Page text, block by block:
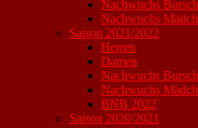
Nachwuchs
Nachwuchs
Saison 2021/2022
Herren
Damen
Nachwuchs
Nachwuchs
BNB 2022
Saison 2020/2021